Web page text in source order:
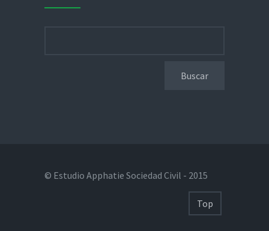
© Estudio Apphatie Sociedad Civil - 2015
Top